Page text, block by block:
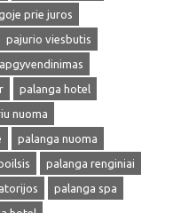
prie juros
pajurio viesbutis
palanga hotel
nuoma
palanga nuoma
palanga renginiai
palanga spa